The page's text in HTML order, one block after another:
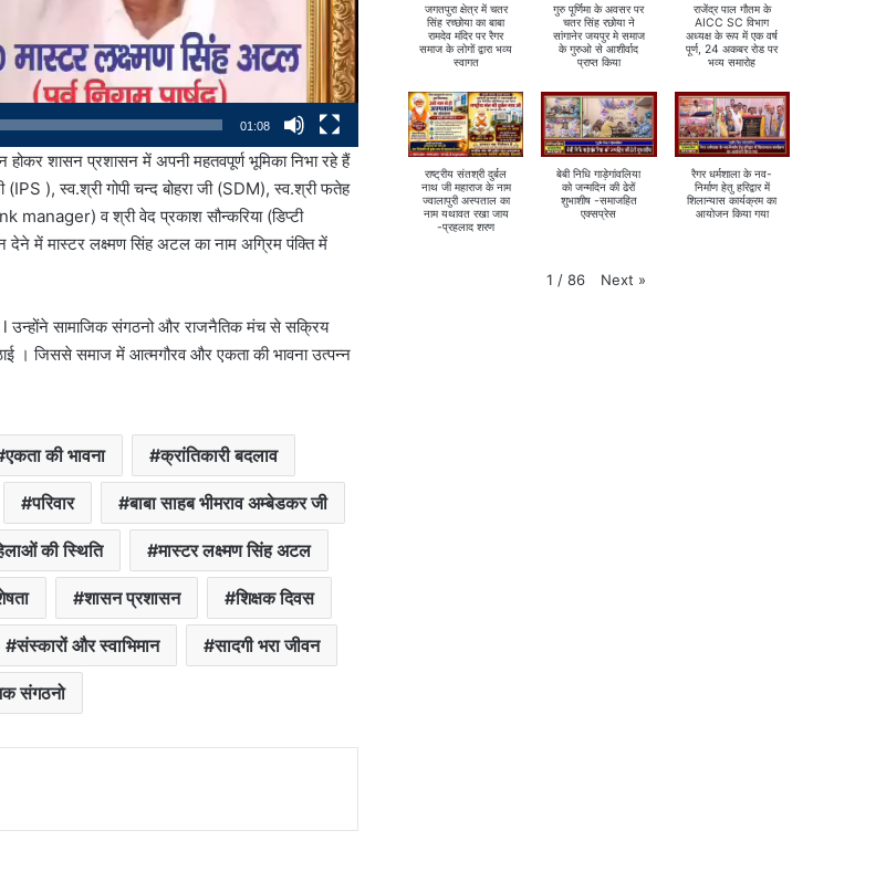
01:08
होकर शासन प्रशासन में अपनी महतवपूर्ण भूमिका निभा रहे हैं
(IPS ), स्व.श्री गोपी चन्द बोहरा जी (SDM), स्व.श्री फतेह
व श्री वेद प्रकाश सौन्करिया (डिप्टी
देने में मास्टर लक्ष्मण सिंह अटल का नाम अग्रिम पंक्ति में
l उन्होंने सामाजिक संगठनो और राजनैतिक मंच से सक्रिय
। जिससे समाज में आत्मगौरव और एकता की भावना उत्पन्न
एकता की भावना क्रांतिकारी बदलाव
परिवार बाबा साहब भीमराव अम्बेडकर जी
की स्थिति मास्टर लक्ष्मण सिंह अटल
शासन प्रशासन शिक्षक दिवस
संस्कारों और स्वाभिमान सादगी भरा जीवन
संगठनो
जगतपुरा क्षेत्र में चतर
सिंह रच्छोया का बाबा
रामदेव मंदिर पर रैगर
समाज के लोगों द्वारा भव्य
स्वागत
गुरु पूर्णिमा के अवसर पर
चतर सिंह रछोया ने
सांगानेर जयपुर मे समाज
के गुरुओ से आशीर्वाद
प्राप्त किया
राजेंद्र पाल गौतम के
AICC SC विभाग
अध्यक्ष के रूप में एक वर्ष
पूर्ण, 24 अकबर रोड पर
भव्य समारोह
राष्ट्रीय संतश्री दुर्बल
नाथ जी महाराज के नाम
ज्वालापुरी अस्पताल का
नाम यथावत रखा जाय
-प्रहलाद शरण
बेबी निधि गाड़ेगांवलिया
को जन्मदिन की ढेरों
शुभाशीष -समाजहित
एक्सप्रेस
रैगर धर्मशाला के नव-
निर्माण हेतु हरिद्वार में
शिलान्यास कार्यक्रम का
आयोजन किया गया
1 / 86 Next »